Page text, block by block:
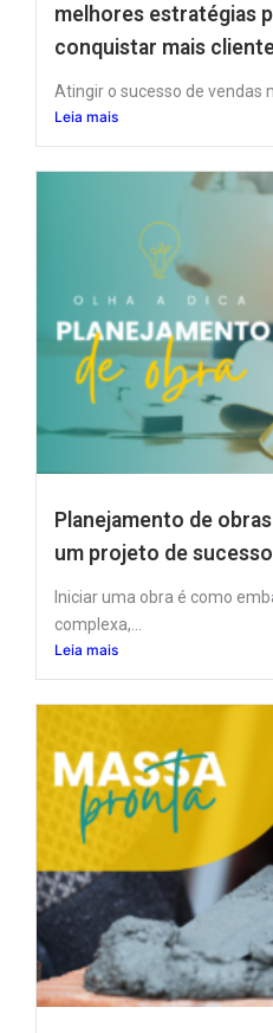
melhores estratégias
conquistar mais
Atingir o sucesso de vendas
Leia mais
Planejamento de
um projeto de
Iniciar uma obra é como
complexa,...
Leia mais